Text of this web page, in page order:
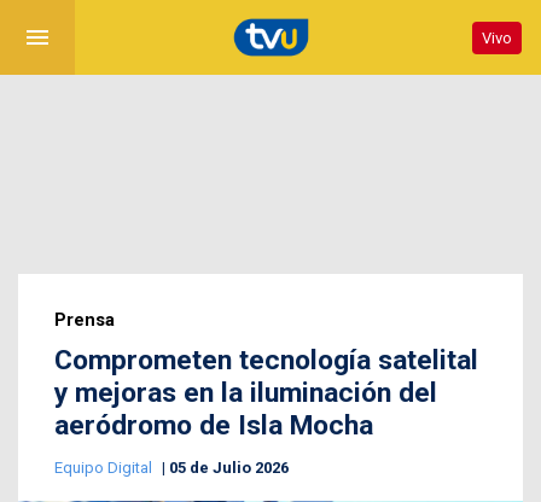
menu Vivo
Prensa
Comprometen tecnología satelital
y mejoras en la iluminación del
aeródromo de Isla Mocha
Equipo Digital 05 de Julio 2026